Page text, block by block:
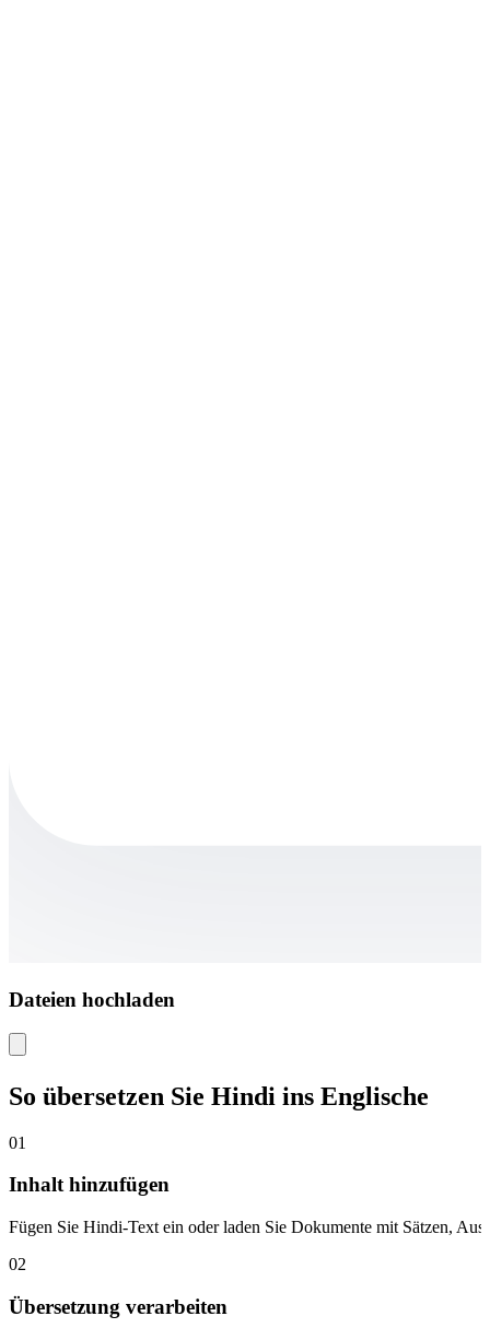
Dateien hochladen
So übersetzen Sie Hindi ins Englische
01
Inhalt hinzufügen
Fügen Sie Hindi-Text ein oder laden Sie Dokumente mit Sätzen,
02
Übersetzung verarbeiten